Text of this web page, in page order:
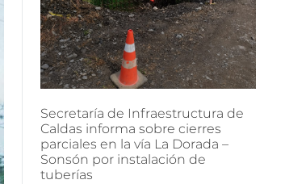
Secretaría de Infraestructura de
Caldas informa sobre cierres
parciales en la vía La Dorada –
Sonsón por instalación de
tuberías